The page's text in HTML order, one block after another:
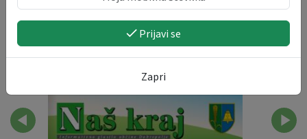
Prijavi se
Zapri